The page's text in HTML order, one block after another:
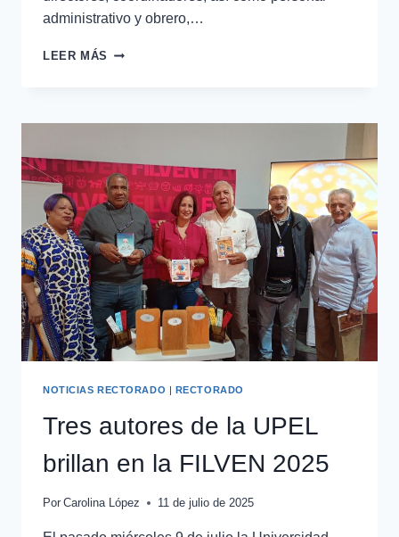
administrativo y obrero,…
LEER MÁS
NOTICIAS RECTORADO | RECTORADO
Tres autores de la UPEL
brillan en la FILVEN 2025
Por Carolina López 11 de julio de 2025